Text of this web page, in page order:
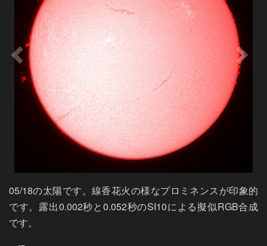
05/18の太陽です。線香花火の様なプロミネンスが印象的
です。露出0.002秒と0.052秒のSI10による擬似RGB合成
です。